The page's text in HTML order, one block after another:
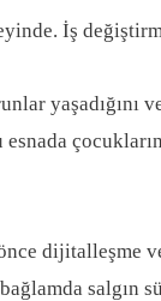
İş
esnada
dijitalleşme
salgın